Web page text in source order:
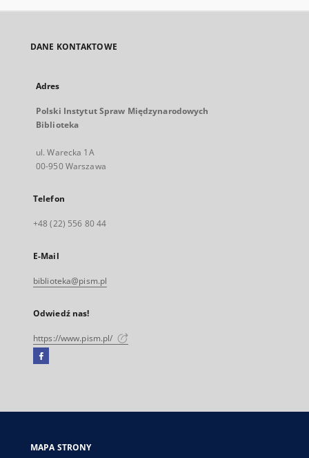
DANE KONTAKTOWE
Adres
Polski Instytut Spraw Międzynarodowych
Biblioteka
ul. Warecka 1A
00-950 Warszawa
Telefon
+48 (22) 556 80 44
E-Mail
biblioteka@pism.pl
Odwiedź nas!
https://www.pism.pl/
Facebook
się
karcie
MAPA STRONY